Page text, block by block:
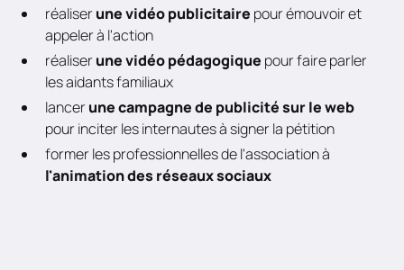
réaliserune vidéo publicitaire pour émouvoir et
appeler à l'action
réaliserune vidéo pédagogique pour faire parler
les aidants familiaux
lancerune campagne de publicité sur le web
pour inciter les internautes à signer la pétition
former les professionnelles de l'association à
l'animation des réseaux sociaux